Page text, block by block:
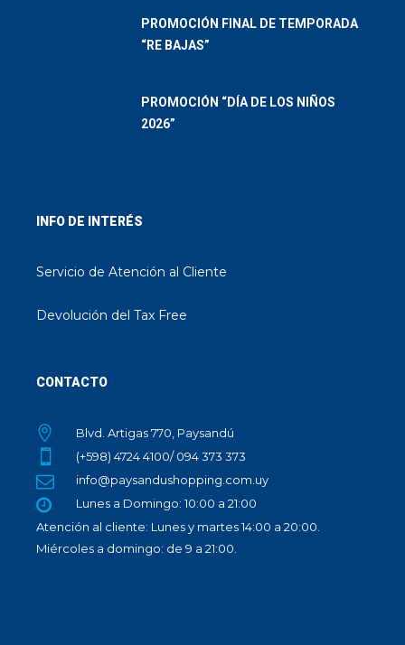
PROMOCIÓN FINAL DE TEMPORADA
“RE BAJAS”
PROMOCIÓN “DÍA DE LOS NIÑOS
2026”
INFO DE INTERÉS
Servicio de Atención al Cliente
Devolución del Tax Free
CONTACTO
Blvd. Artigas 770, Paysandú
(+598) 4724 4100/ 094 373 373
info@paysandushopping.com.uy
Lunes a Domingo: 10:00 a 21:00
Atención al cliente: Lunes y martes 14:00 a 20:00.
Miércoles a domingo: de 9 a 21:00.